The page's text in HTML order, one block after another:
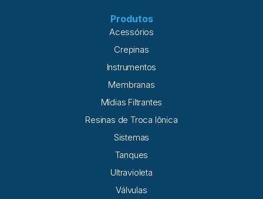
Produtos
Acessórios
Crepinas
Instrumentos
Membranas
Mídias Filtrantes
Resinas de Troca Iônica
Sistemas
Tanques
Ultravioleta
Válvulas